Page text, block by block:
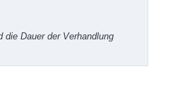
Dauer der Verhandlung